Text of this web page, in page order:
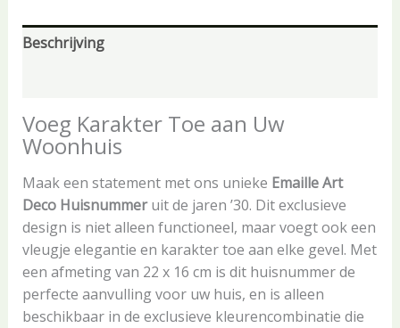
Beschrijving
Voeg Karakter Toe aan Uw
Woonhuis
Maak een statement met ons unieke Emaille Art
Deco Huisnummeruit de jaren ’30. Dit exclusieve
design is niet alleen functioneel, maar voegt ook een
vleugje elegantie en karakter toe aan elke gevel. Met
een afmeting van 22 x 16 cm is dit huisnummer de
perfecte aanvulling voor uw huis, en is alleen
beschikbaar in de exclusieve kleurencombinatie die